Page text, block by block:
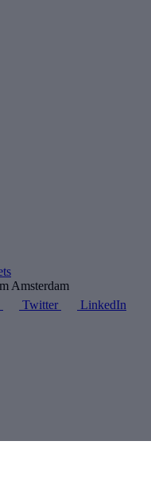
Amsterdam
Twitter LinkedIn